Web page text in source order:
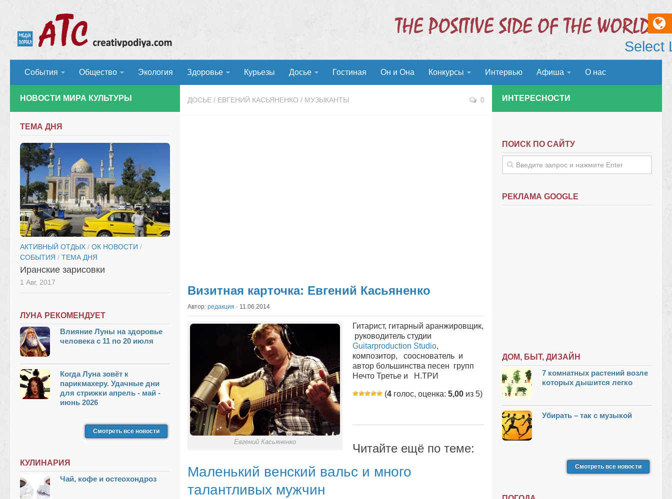
События Общество Экология Здоровье Курьезы Досье Гостиная Он и Она Конкурсы Интервью Афиша О нас
ДОСЬЕ / ЕВГЕНИЙ КАСЬЯНЕНКО / МУЗЫКАНТЫ 0
Визитная карточка: Евгений Касьяненко
Автор: редакция · 11.06.2014
Евгений Касьяненко
Гитарист, гитарный аранжировщик,
руководитель студии
Guitarproduction Studio,
композитор, сооснователь и
автор большинства песен групп
Нечто Третье и Н.ТРИ
(4 голос, оценка: 5,00 из 5)
Читайте ещё по теме:
Маленький венский вальс и много
талантливых мужчин
НОВОСТИ МИРА КУЛЬТУРЫ
ТЕМА ДНЯ
АКТИВНЫЙ ОТДЫХ / ОК НОВОСТИ /
СОБЫТИЯ / ТЕМА ДНЯ
Иранские зарисовки
1 Авг, 2017
ЛУНА РЕКОМЕНДУЕТ
Влияние Луны на здоровье
человека с 11 по 20 июля
Когда Луна зовёт к
парикмахеру. Удачные дни
для стрижки апрель - май -
июнь 2026
Смотреть все новости
КУЛИНАРИЯ
Чай, кофе и остеохондроз
ИНТЕРЕСНОСТИ
ПОИСК ПО САЙТУ
РЕКЛАМА GOOGLE
ДОМ, БЫТ, ДИЗАЙН
7 комнатных растений возле
которых дышится легко
Убирать – так с музыкой
Смотреть все новости
Select